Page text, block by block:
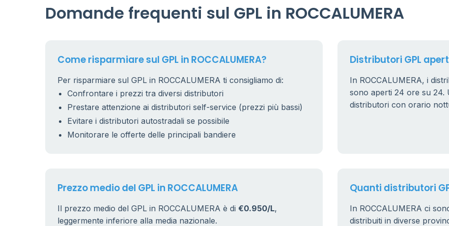
Domande frequenti sul GPL in ROCCALUMERA
Come risparmiare sul GPL in ROCCALUMERA?
Per risparmiare sul GPL in ROCCALUMERA ti consigliamo di:
Confrontare i prezzi tra diversi distributori
Prestare attenzione ai distributori self-service (prezzi più bassi)
Evitare i distributori autostradali se possibile
Monitorare le offerte delle principali bandiere
Distributori GPL
In ROCCALUMERA, i
sono aperti 24 ore su 24.
distributori con orario
Prezzo medio del GPL in ROCCALUMERA
Il prezzo medio del GPL in ROCCALUMERA è di €0.950/L,
leggermente inferiore alla media nazionale.
Quanti distributori
In ROCCALUMERA ci
distribuiti in diverse